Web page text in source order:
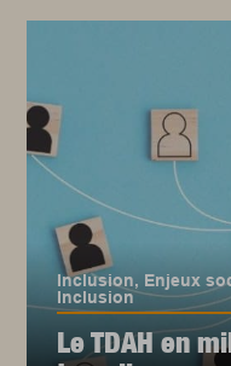
Inclusion, Enjeux
Inclusion
Le TDAH en